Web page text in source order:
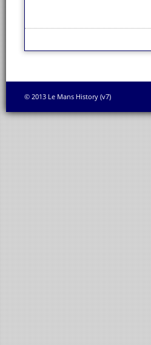
© 2013 Le Mans History (v7)